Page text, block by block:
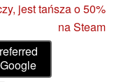
jest tańsza o 50%
na Steam